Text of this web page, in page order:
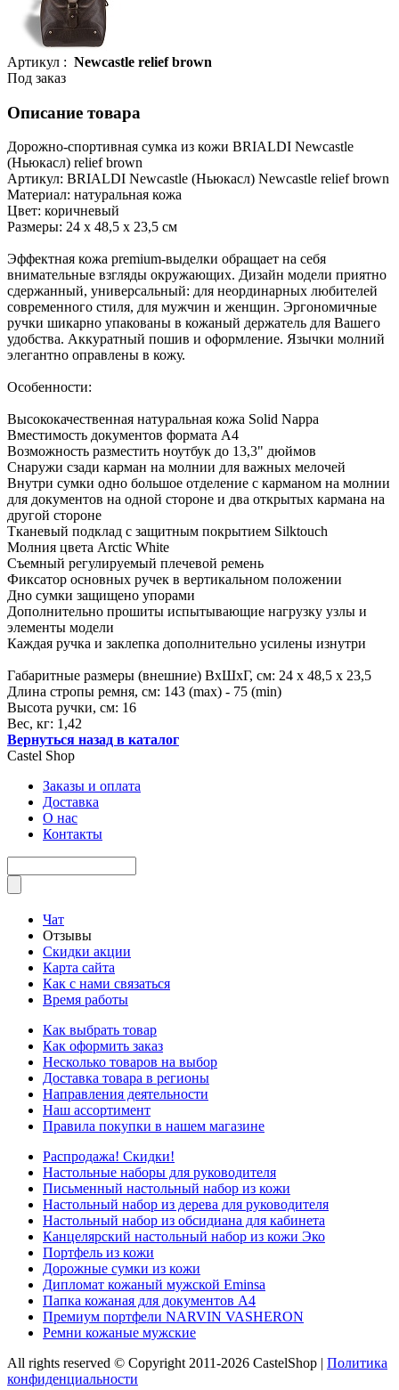
Артикул : Newcastle relief brown
Под заказ
Описание товара
Дорожно-спортивная сумка из кожи BRIALDI Newcastle
(Ньюкасл) relief brown
Артикул: BRIALDI Newcastle (Ньюкасл) Newcastle relief brown
Материал: натуральная кожа
Цвет: коричневый
Размеры: 24 х 48,5 х 23,5 см
Эффектная кожа premium-выделки обращает на себя
внимательные взгляды окружающих. Дизайн модели приятно
сдержанный, универсальный: для неординарных любителей
современного стиля, для мужчин и женщин. Эргономичные
ручки шикарно упакованы в кожаный держатель для Вашего
удобства. Аккуратный пошив и оформление. Язычки молний
элегантно оправлены в кожу.
Особенности:
Высококачественная натуральная кожа Solid Nappa
Вместимость документов формата А4
Возможность разместить ноутбук до 13,3" дюймов
Снаружи сзади карман на молнии для важных мелочей
Внутри сумки одно большое отделение с карманом на молнии
для документов на одной стороне и два открытых кармана на
другой стороне
Тканевый подклад с защитным покрытием Silktouch
Молния цвета Arctic White
Съемный регулируемый плечевой ремень
Фиксатор основных ручек в вертикальном положении
Дно сумки защищено упорами
Дополнительно прошиты испытывающие нагрузку узлы и
элементы модели
Каждая ручка и заклепка дополнительно усилены изнутри
Габаритные размеры (внешние) ВхШхГ, см: 24 х 48,5 х 23,5
Длина стропы ремня, см: 143 (max) - 75 (min)
Высота ручки, см: 16
Вес, кг: 1,42
Вернуться назад в каталог
Castel Shop
Заказы и оплата
Доставка
О нас
Контакты
Чат
Отзывы
Скидки акции
Карта сайта
Как с нами связаться
Время работы
Как выбрать товар
Как оформить заказ
Несколько товаров на выбор
Доставка товара в регионы
Направления деятельности
Наш ассортимент
Правила покупки в нашем магазине
Распродажа! Скидки!
Настольные наборы для руководителя
Письменный настольный набор из кожи
Настольный набор из дерева для руководителя
Настольный набор из обсидиана для кабинета
Канцелярский настольный набор из кожи Эко
Портфель из кожи
Дорожные сумки из кожи
Дипломат кожаный мужской Eminsa
Папка кожаная для документов А4
Премиум портфели NARVIN VASHERON
Ремни кожаные мужские
All rights reserved © Copyright 2011-2026 CastelShop | Политика
конфиденциальности